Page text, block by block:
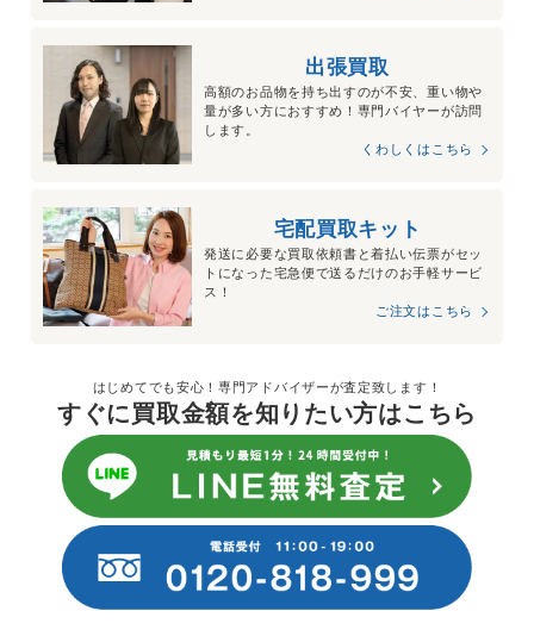
出張買取
高額のお品物を持ち出すのが不安、重い物や
量が多い方におすすめ！専門バイヤーが訪問
します。
くわしくはこちら
宅配買取キット
発送に必要な買取依頼書と着払い伝票がセッ
トになった宅急便で送るだけのお手軽サービ
ス！
ご注文はこちら
はじめてでも安心！専門アドバイザーが査定致します！
すぐに買取金額を知りたい方はこちら